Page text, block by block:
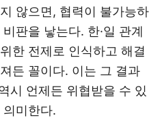
않으면, 협력이 불가능하
판을 낳는다. 한·일 관계
한 전제로 인식하고 해결
든 꼴이다. 이는 그 결과
시 언제든 위협받을 수 있
미한다.